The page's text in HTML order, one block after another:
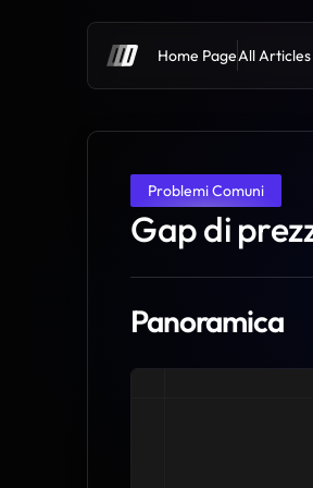
Home PageAll Articles
Problemi Comuni
Gap di
Panoramica